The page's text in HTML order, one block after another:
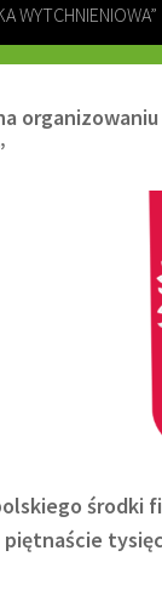
WYTCHNIENIOWA”
75+”
organizowaniu
środki
piętnaście